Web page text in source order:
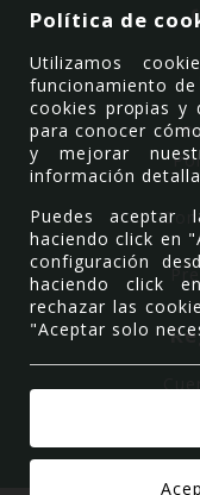
Política de
Utilizamos
funcionamiento
cookies propias y
para conocer
y mejorar
información
Puedes aceptar
haciendo click en
configuración
haciendo click
rechazar las
"Aceptar solo